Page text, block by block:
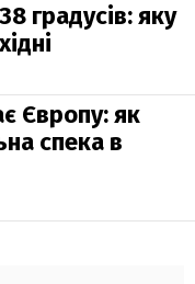
градусів: яку
Європу: як
спека в